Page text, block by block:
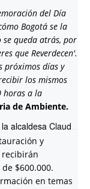
del Día
Bogotá se la
se queda atrás, por
que Reverdecen'.
próximos días y
los mismos
horas a la
de Ambiente.
y
recibirán
$600.000.
en temas